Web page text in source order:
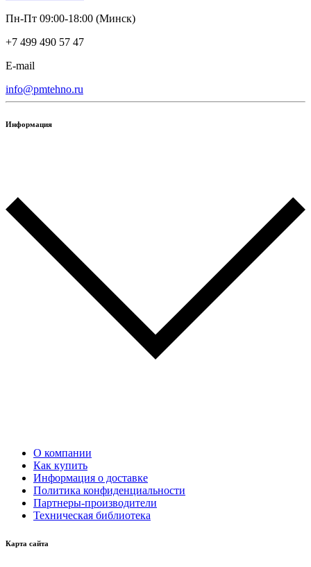
Пн-Пт 09:00-18:00 (Минск)
+7 499 490 57 47
E-mail
info@pmtehno.ru
Информация
О компании
Как купить
Информация о доставке
Политика конфиденциальности
Партнеры-производители
Техническая библиотека
Карта сайта